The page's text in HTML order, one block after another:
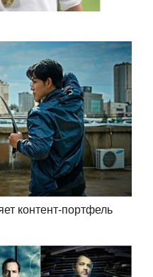
контент-портфель